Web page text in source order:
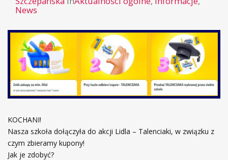
News
KOCHANI!
Nasza szkoła dołączyła do akcji Lidla – Talenciaki, w związku z
czym zbieramy kupony!
Jak je zdobyć?